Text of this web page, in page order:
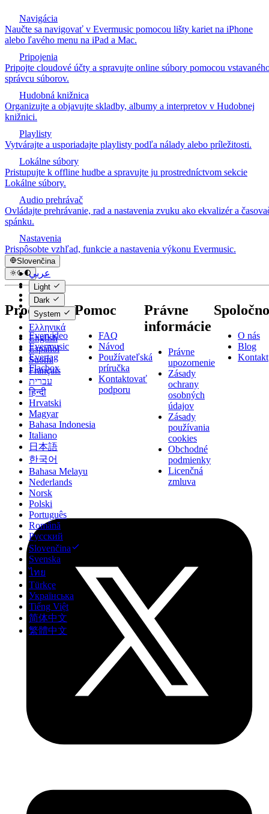
Navigácia
Naučte sa navigovať v Evermusic pomocou lišty kariet na iPhone
alebo ľavého menu na iPad a Mac.
Pripojenia
Pripojte cloudové účty a spravujte online súbory pomocou
správcu súborov.
Hudobná knižnica
Organizujte a objavujte skladby, albumy a interpretov v Hudobnej
knižnici.
Playlisty
Vytvárajte a usporiadajte playlisty podľa nálady alebo príležitosti.
Lokálne súbory
Pristupujte k offline hudbe a spravujte ju prostredníctvom sekcie
Lokálne súbory.
Audio prehrávač
Ovládajte prehrávanie, rad a nastavenia zvuku ako ekvalizér a
spánku.
Nastavenia
Prispôsobte vzhľad, funkcie a nastavenia výkonu Evermusic.
Slovenčina
عربي
Català
Čeština
Dansk
Deutsch
Ελληνικά
English
Español
Suomi
Français
עברית
हिन्दी
Hrvatski
Magyar
Bahasa Indonesia
Italiano
日本語
한국어
Bahasa Melayu
Nederlands
Norsk
Polski
Português
Română
Русский
Slovenčina
Svenska
ไทย
Türkçe
Українська
Tiếng Việt
简体中文
繁體中文
Light
Dark
System
Produkty
Evervideo
Evermusic
Evertag
Flacbox
Pomoc
FAQ
Návod
Používateľská
príručka
Kontaktovať
podporu
Právne
informácie
Právne
upozornenie
Zásady
ochrany
osobných
údajov
Zásady
používania
cookies
Obchodné
podmienky
Licenčná
zmluva
O nás
Blog
Kontakt